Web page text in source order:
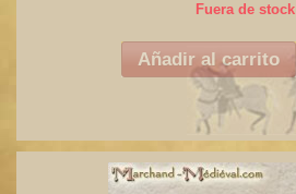
Fuera de stock
Añadir al carrito